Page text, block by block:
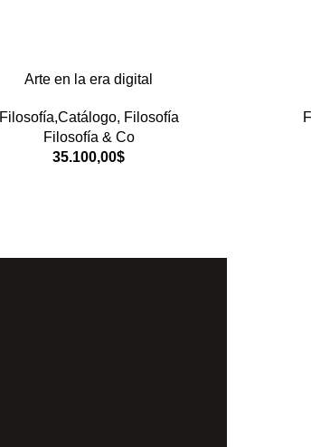
Arte en la era digital
Filosofía,Catálogo, Filosofía
Filosofía & Co
35.100,00$